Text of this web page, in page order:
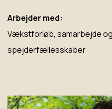
Arbejder med:
Vækstforløb, samarbejde
spejderfællesskaber